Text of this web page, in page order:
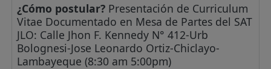
¿Cómo postular? Presentación de Curriculum
Vitae Documentado en Mesa de Partes del SAT
JLO: Calle Jhon F. Kennedy N° 412-Urb
Bolognesi-Jose Leonardo Ortiz-Chiclayo-
Lambayeque (8:30 am 5:00pm)